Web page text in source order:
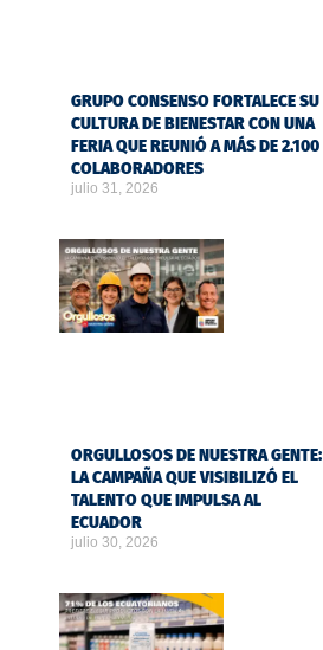
GRUPO CONSENSO FORTALECE SU
CULTURA DE BIENESTAR CON UNA
FERIA QUE REUNIÓ A MÁS DE 2.100
COLABORADORES
julio 31, 2026
ORGULLOSOS DE NUESTRA GENTE:
LA CAMPAÑA QUE VISIBILIZÓ EL
TALENTO QUE IMPULSA AL
ECUADOR
julio 30, 2026